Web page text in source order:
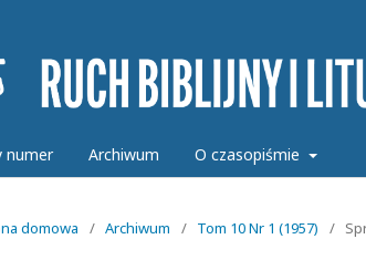
numer Archiwum O czasopiśmie
domowa / Archiwum / Tom 10 Nr 1 (1957) /